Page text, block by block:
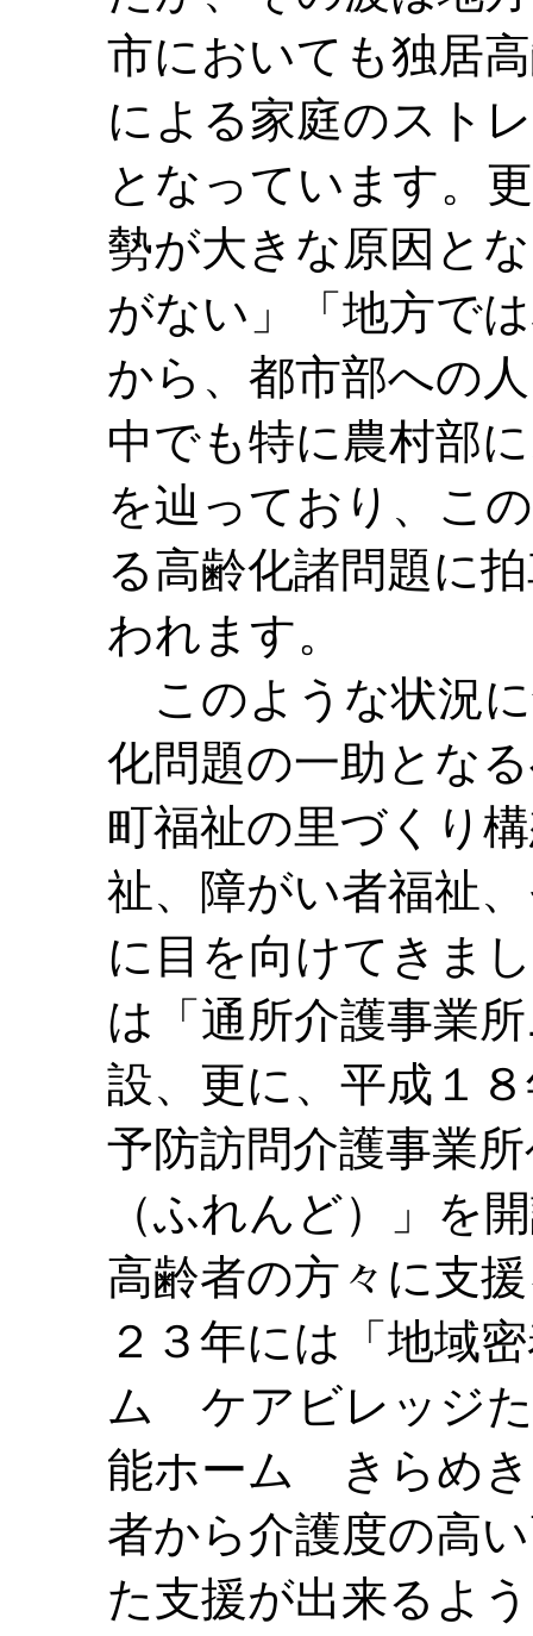
市においても独居
による家庭のスト
となっています。
勢が大きな原因と
がない」「地方で
から、都市部への
中でも特に農村部
を辿っており、こ
る高齢化諸問題に
われます。
このような状況
化問題の一助とな
町福祉の里づくり
祉、障がい者福祉
に目を向けてきま
は「通所介護事業
設、更に、平成１
予防訪問介護事業
（ふれんど）」を
高齢者の方々に支
２３年には「地域
ム ケアビレッジた
能ホーム きらめき
者から介護度の高
た支援が出来るよ